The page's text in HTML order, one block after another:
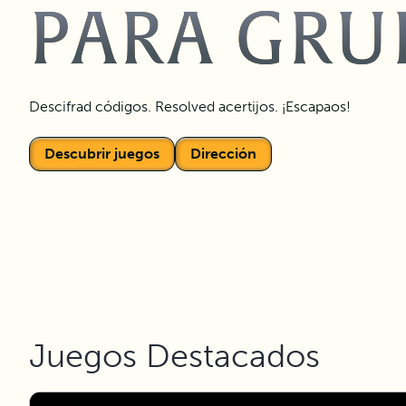
PARA
Descifrad códigos. Resolved acertijos. ¡Escapaos!
Descubrir juegos Dirección
Juegos Destacados